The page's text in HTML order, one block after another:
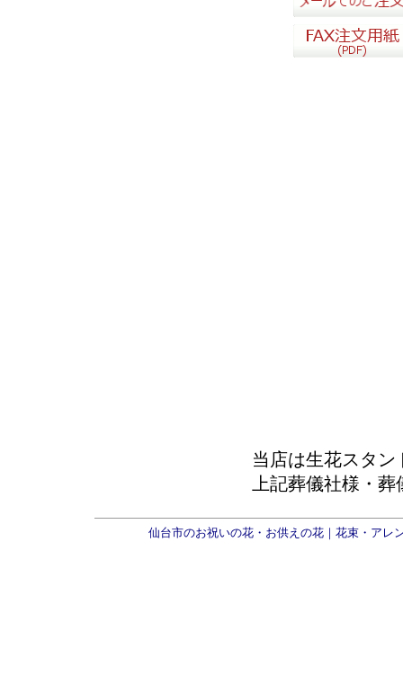
当店は生花スタ
上記葬儀社様・
仙台市のお祝いの花・お供えの花｜花束・アレ